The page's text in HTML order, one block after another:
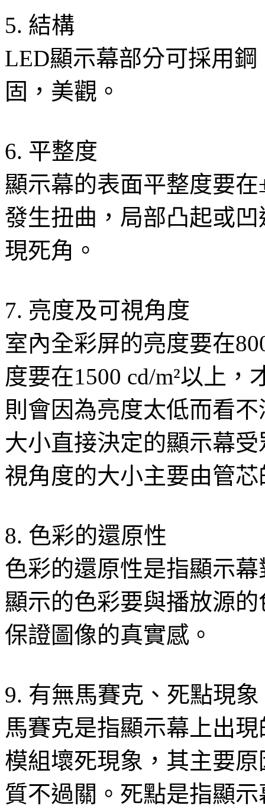
5. 結構
LED顯示幕部分可採用
固，美觀。
6. 平整度
顯示幕的表面平整度要
發生扭曲，局部凸起或
現死角。
7. 亮度及可視角度
室內全彩屏的亮度要在
度要在1500 cd/m²以上
則會因為亮度太低而看
大小直接決定的顯示幕
視角度的大小主要由管
8. 色彩的還原性
色彩的還原性是指顯示
顯示的色彩要與播放源
保證圖像的真實感。
9. 有無馬賽克、死點現象
馬賽克是指顯示幕上出
模組壞死現象，其主要
質不過關。死點是指顯